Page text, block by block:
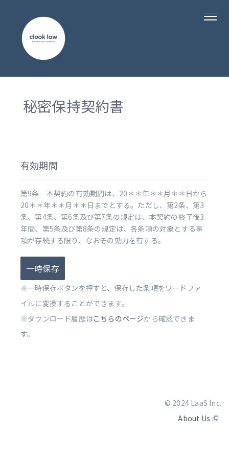
秘密保持契約書
有効期間
第9条 本契約の有効期間は、20＊＊年＊＊月＊＊日から
20＊＊年＊＊月＊＊日までとする。ただし、第2条、第3
条、第4条、第6条及び第7条の規定は、本契約の終了後3
年間、第5条及び第8条の規定は、各条項の対象とする事
項が存続する限り、なおその効力を有する。
一時保存
※一時保存ボタンを押すと、保存した条項をワードファ
イルに変換することができます。
※ダウンロード履歴はこちらのページから確認できま
す。
© 2024 LaaS Inc.
About Us